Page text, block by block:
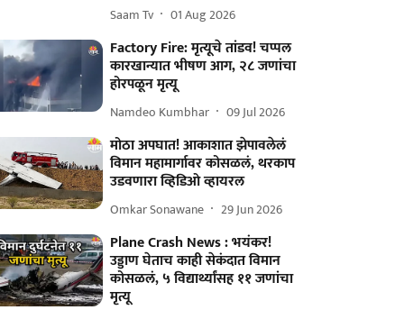
Saam Tv 01 Aug 2026
Factory Fire: मृत्यूचे तांडव! चप्पल
कारखान्यात भीषण आग, २८ जणांचा
होरपळून मृत्यू
Namdeo Kumbhar 09 Jul 2026
मोठा अपघात! आकाशात झेपावलेलं
विमान महामार्गावर कोसळलं, थरकाप
उडवणारा व्हिडिओ व्हायरल
Omkar Sonawane 29 Jun 2026
Plane Crash News : भयंकर!
उड्डाण घेताच काही सेकंदात विमान
कोसळलं, ५ विद्यार्थ्यांसह ११ जणांचा
मृत्यू